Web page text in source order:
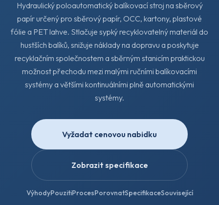
Hydraulický poloautomatický balíkovací stroj na sběrový
papír určený pro sběrový papír, OCC, kartony, plastové
fólie a PET lahve. Stlačuje sypký recyklovatelný materiál do
hustších balíků, snižuje náklady na dopravu a poskytuje
recyklačním společnostem a sběrným stanicím praktickou
možnost přechodu mezi malými ručními balíkovacími
systémy a většími kontinuálními plně automatickými
systémy.
Vyžadat cenovou nabidku
Zobrazit specifikace
VýhodyPouzitiProcesPorovnatSpecifikaceSouvisející